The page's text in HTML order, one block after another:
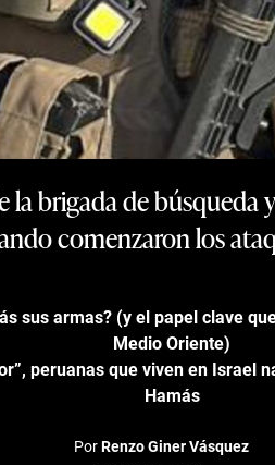
la brigada de
comenzaron los
sus armas? (y el papel clave
Medio Oriente)
peruanas que viven en Israel
Hamás
PorRenzo Giner Vásquez